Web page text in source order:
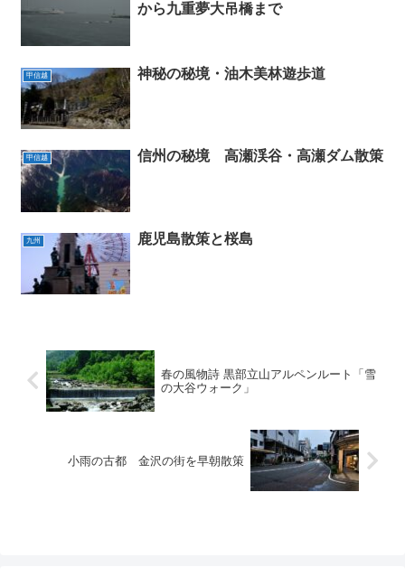
から九重夢大吊橋まで
甲信越 神秘の秘境・油木美林遊歩道
甲信越 信州の秘境 高瀬渓谷・高瀬ダム散策
九州 鹿児島散策と桜島
春の風物詩 黒部立山アルペンルート「雪
の大谷ウォーク」
小雨の古都 金沢の街を早朝散策